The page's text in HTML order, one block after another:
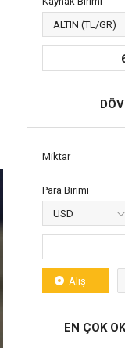
Miktar
Para Birimi
Alış
EN ÇOK